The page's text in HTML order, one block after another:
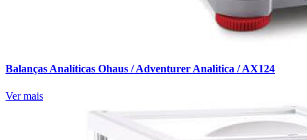
Balanças Analíticas Ohaus / Adventurer Analitica / AX124
Ver mais